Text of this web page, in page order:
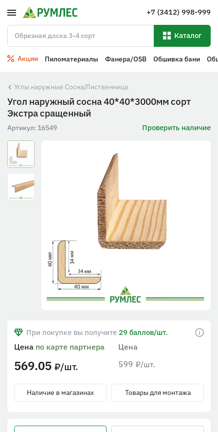
+7 (3412) 998-999
Каталог
Акции Пиломатериалы Фанера/OSB Обшивка бани
Углы наружные Сосна/Лиственница
Угол наружный сосна 40*40*3000мм сорт
Экстра сращенный
Артикул: 16549 Проверить наличие
При покупке вы получите 29 баллов/шт.
Цена
599 ₽/шт.
Цена по карте партнера
569.05 ₽/шт.
Наличие в магазинах Товары для монтажа